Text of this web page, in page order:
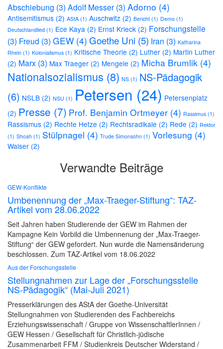
Abschiebung (3) Adolf Messer (3) Adorno (4)
Antisemitismus (2) AStA (1) Auschwitz (2) Bericht (1) Demo (1)
Deutschlandlied (1) Ece Kaya (2) Ernst Krieck (2) Forschungstelle
(3) Freud (3) GEW (4) Goethe Uni (5) Iran (3) Katharina
Rhein (1) Kolonialismus (1) Kritische Theorie (2) Luther (2) Martin Luther
(2) Marx (3) Max Traeger (2) Mengele (2) Micha Brumlik (4)
Nationalsozialismus (8) NS (1) NS-Pädagogik
(6) NSLB (2) NSU (1) Petersen (24) Petersenplatz
(2) Presse (7) Prof. Benjamin Ortmeyer (4) Rassimus (1)
Rassismus (2) Rechte Hetze (2) Rechtsradikale (2) Rede (2) Rektor
(1) Shoah (1) Stülpnagel (4) Trude Simonsohn (1) Vorlesung (4)
Walser (2)
Verwandte Beiträge
GEW-Konflikte
Umbenennung der „Max-Traeger-Stiftung“: TAZ-
Artikel vom 28.06.2022
Seit Jahren haben Studierende der GEW im Rahmen der
Kampagne Kein Vorbild die Umbennenung der „Max-Traeger-
Stiftung“ der GEW gefordert. Nun wurde die Namensänderung
beschlossen. Zum TAZ-Artikel vom 18.06.2022
Aus der Forschungsstelle
Stellungnahmen zur Lage der „Forschungsstelle
NS-Pädagogik“ (Mai-Juli 2021)
Presserklärungen des AStA der Goethe-Universität
Stellungnahmen von Studierenden des Fachbereichs
Erziehungswissenschaft / Gruppe von WissenschaftlerInnen /
GEW Hessen / Gesellschaft für Christlich-jüdische
Zusammenarbeit FFM / Studienkreis Deutscher Widerstand /